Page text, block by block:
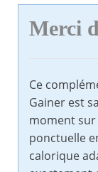
Merci
Ce
Gainer est
moment sur
ponctuelle
calorique